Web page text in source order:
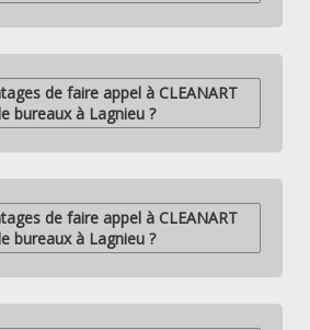
de faire appel à CLEANART
bureaux à Lagnieu ?
de faire appel à CLEANART
bureaux à Lagnieu ?